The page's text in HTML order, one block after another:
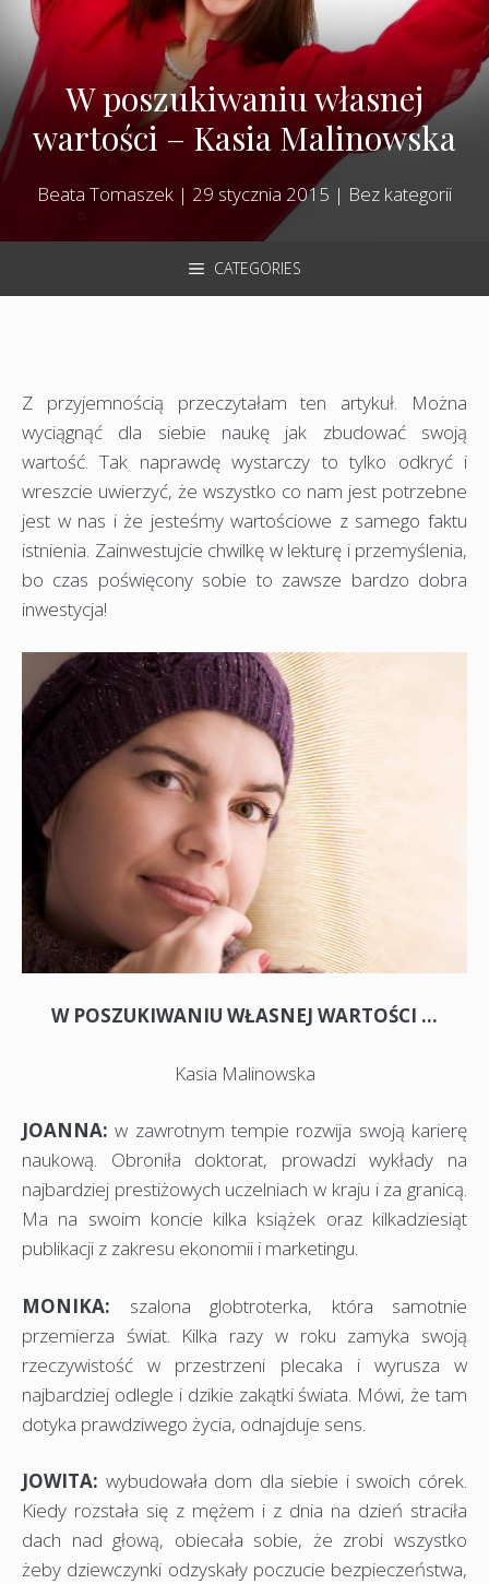
W poszukiwaniu własnej
wartości – Kasia Malinowska
Beata Tomaszek | 29 stycznia 2015 | Bez kategorii
CATEGORIES
Z przyjemnością przeczytałam ten artykuł. Można
wyciągnąć dla siebie naukę jak zbudować swoją
wartość. Tak naprawdę wystarczy to tylko odkryć i
wreszcie uwierzyć, że wszystko co nam jest potrzebne
jest w nas i że jesteśmy wartościowe z samego faktu
istnienia. Zainwestujcie chwilkę w lekturę i przemyślenia,
bo czas poświęcony sobie to zawsze bardzo dobra
inwestycja!
W POSZUKIWANIU WŁASNEJ WARTOŚCI …
Kasia Malinowska
JOANNA: w zawrotnym tempie rozwija swoją karierę
naukową. Obroniła doktorat, prowadzi wykłady na
najbardziej prestiżowych uczelniach w kraju i za granicą.
Ma na swoim koncie kilka książek oraz kilkadziesiąt
publikacji z zakresu ekonomii i marketingu.
MONIKA: szalona globtroterka, która samotnie
przemierza świat. Kilka razy w roku zamyka swoją
rzeczywistość w przestrzeni plecaka i wyrusza w
najbardziej odlegle i dzikie zakątki świata. Mówi, że tam
dotyka prawdziwego życia, odnajduje sens.
JOWITA: wybudowała dom dla siebie i swoich córek.
Kiedy rozstała się z mężem i z dnia na dzień straciła
dach nad głową, obiecała sobie, że zrobi wszystko
żeby dziewczynki odzyskały poczucie bezpieczeństwa,